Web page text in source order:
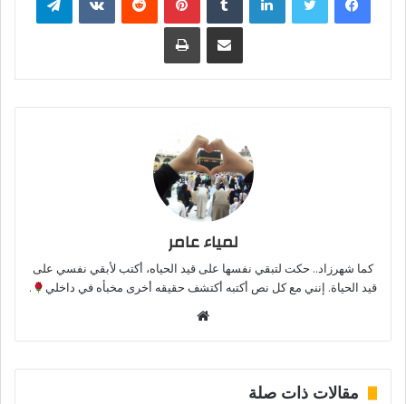
مشاركة عبر البريد طباعة
لمياء عامر
كما شهرزاد.. حكت لتبقي نفسها على قيد الحياه، أكتب لأبقي نفسي على
قيد الحياة. إنني مع كل نص أكتبه أكتشف حقيقه أخرى مخبأه في داخلي
.
الويب
مقالات ذات صلة